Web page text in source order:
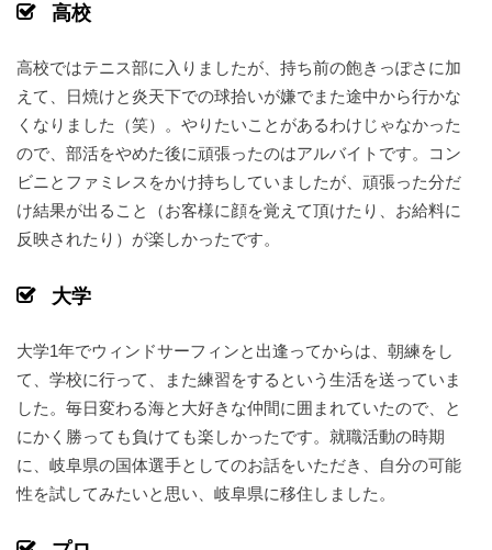
高校
高校ではテニス部に入りましたが、持ち前の飽きっぽさに加
えて、日焼けと炎天下での球拾いが嫌でまた途中から行かな
くなりました（笑）。やりたいことがあるわけじゃなかった
ので、部活をやめた後に頑張ったのはアルバイトです。コン
ビニとファミレスをかけ持ちしていましたが、頑張った分だ
け結果が出ること（お客様に顔を覚えて頂けたり、お給料に
反映されたり）が楽しかったです。
大学
大学1年でウィンドサーフィンと出逢ってからは、朝練をし
て、学校に行って、また練習をするという生活を送っていま
した。毎日変わる海と大好きな仲間に囲まれていたので、と
にかく勝っても負けても楽しかったです。就職活動の時期
に、岐阜県の国体選手としてのお話をいただき、自分の可能
性を試してみたいと思い、岐阜県に移住しました。